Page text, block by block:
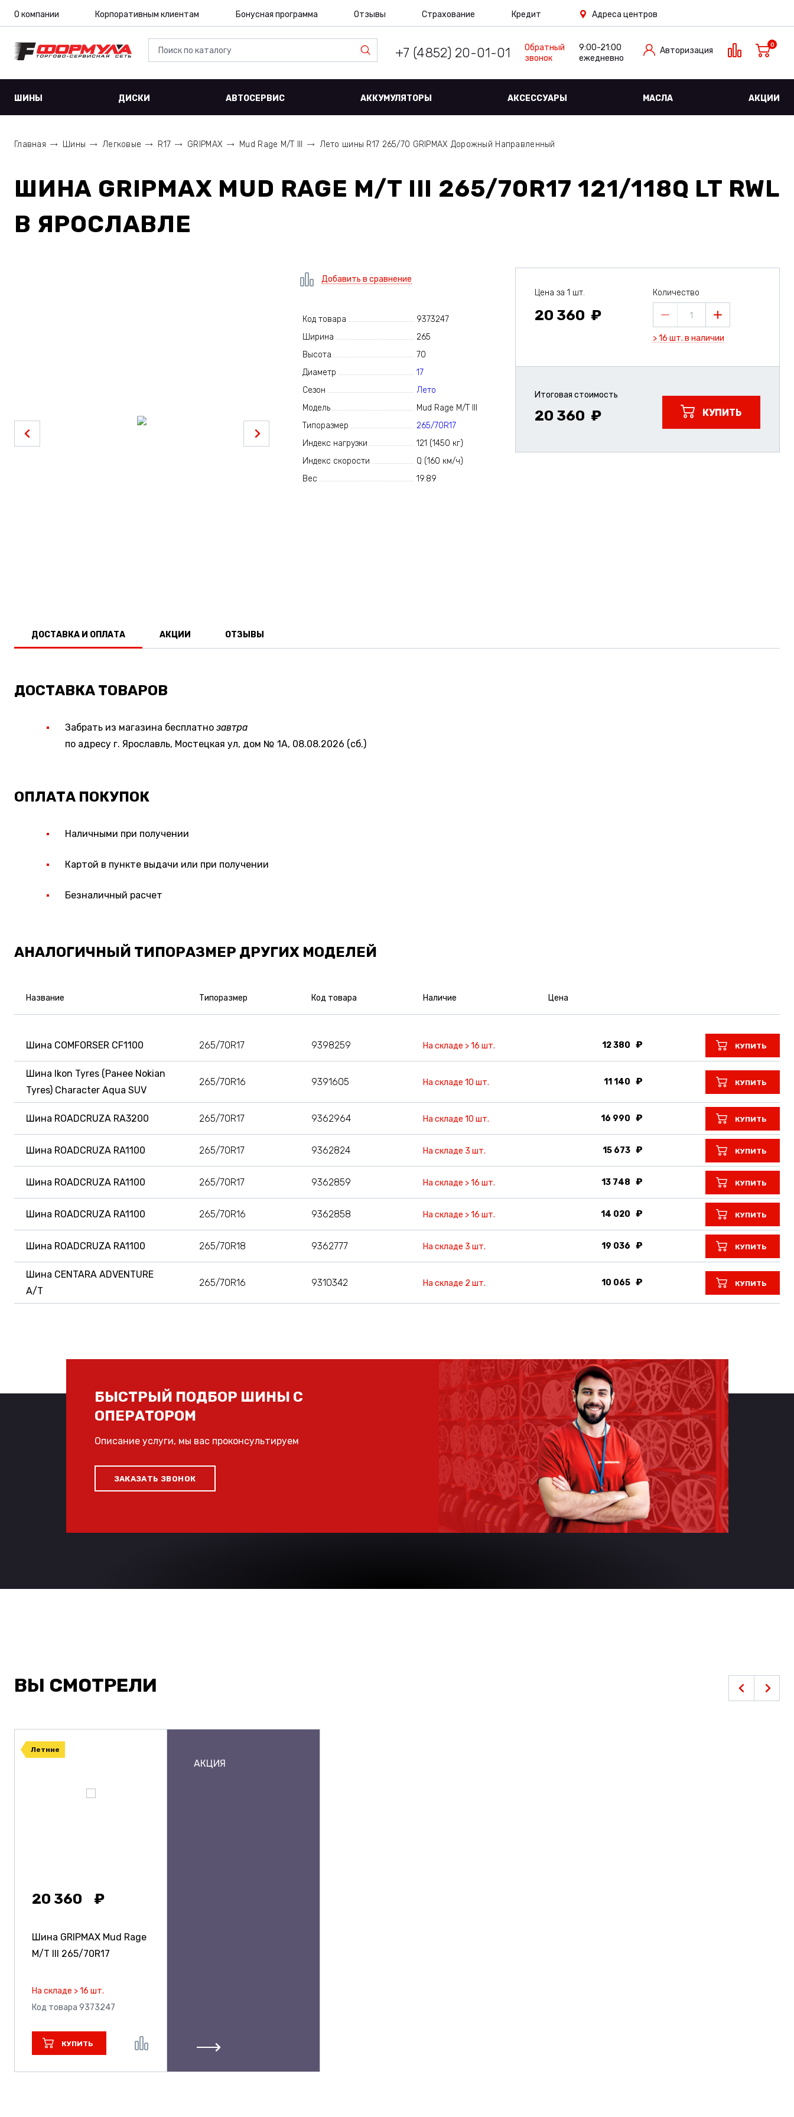
О компании Корпоративным клиентам Бонусная программа Отзывы Страхование Кредит Адреса центров
+7 (4852) 20-01-01
Обратный
звонок
9:00-21:00
ежедневно
Авторизация
0
ШИНЫ ДИСКИ АВТОСЕРВИС АККУМУЛЯТОРЫ АКСЕССУАРЫ МАСЛА АКЦИИ
Главная Шины Легковые R17 GRIPMAX Mud Rage M/T III Лето шины R17 265/70 GRIPMAX Дорожный Направленный
ШИНА GRIPMAX MUD RAGE M/T III 265/70R17 121/118Q LT RWL
В ЯРОСЛАВЛЕ
Добавить в сравнение
Код товара
9373247
Ширина
265
Высота
70
Диаметр
17
Сезон
Лето
Модель
Mud Rage M/T III
Типоразмер
265/70R17
Индекс нагрузки
121 (1450 кг)
Индекс скорости
Q (160 км/ч)
Вес
19.89
Цена за 1 шт.
20 360
Количество
1
> 16 шт. в наличии
Итоговая стоимость
20 360 КУПИТЬ
ДОСТАВКА И ОПЛАТА АКЦИИ ОТЗЫВЫ
ДОСТАВКА ТОВАРОВ
Забрать из магазина бесплатно завтра
по адресу г. Ярославль, Мостецкая ул, дом № 1А, 08.08.2026 (сб.)
ОПЛАТА ПОКУПОК
Наличными при получении
Картой в пункте выдачи или при получении
Безналичный расчет
АНАЛОГИЧНЫЙ ТИПОРАЗМЕР ДРУГИХ МОДЕЛЕЙ
Название Типоразмер Код товара Наличие Цена
Шина COMFORSER CF1100 265/70R17 9398259 На складе > 16 шт. 12 380 КУПИТЬ
Шина Ikon Tyres (Ранее Nokian
Tyres) Character Aqua SUV
265/70R16 9391605 На складе 10 шт. 11 140 КУПИТЬ
Шина ROADCRUZA RA3200 265/70R17 9362964 На складе 10 шт. 16 990 КУПИТЬ
Шина ROADCRUZA RA1100 265/70R17 9362824 На складе 3 шт. 15 673 КУПИТЬ
Шина ROADCRUZA RA1100 265/70R17 9362859 На складе > 16 шт. 13 748 КУПИТЬ
Шина ROADCRUZA RA1100 265/70R16 9362858 На складе > 16 шт. 14 020 КУПИТЬ
Шина ROADCRUZA RA1100 265/70R18 9362777 На складе 3 шт. 19 036 КУПИТЬ
Шина CENTARA ADVENTURE
A/T
265/70R16 9310342 На складе 2 шт. 10 065 КУПИТЬ
БЫСТРЫЙ ПОДБОР ШИНЫ С
ОПЕРАТОРОМ
Описание услуги, мы вас проконсультируем
ЗАКАЗАТЬ ЗВОНОК
ВЫ СМОТРЕЛИ
Летние
20 360
Шина GRIPMAX Mud Rage
M/T III 265/70R17
На складе > 16 шт.
Код товара 9373247
КУПИТЬ
АКЦИЯ